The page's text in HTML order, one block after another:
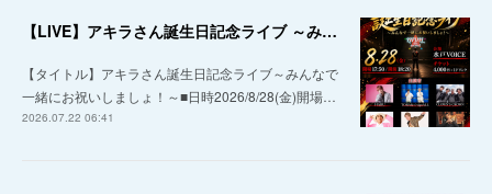
【LIVE】アキラさん誕生日記念ライブ ～みんなで一緒にお祝いしましょ！～
【タイトル】アキラさん誕生日記念ライブ～みんなで
一緒にお祝いしましょ！～■日時2026/8/28(金)開場…
2026.07.22 06:41